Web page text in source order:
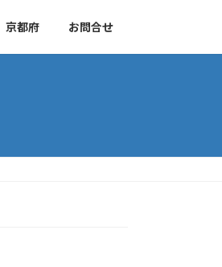
京都府 お問合せ